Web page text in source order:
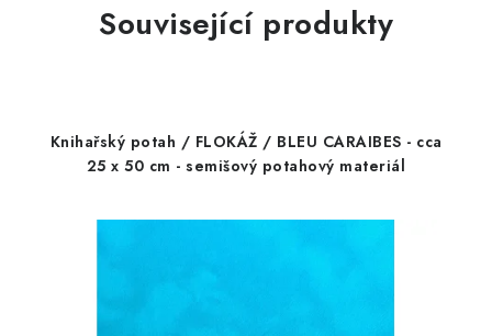
Související produkty
Knihařský potah / FLOKÁŽ / BLEU CARAIBES - cca
25 x 50 cm - semišový potahový materiál